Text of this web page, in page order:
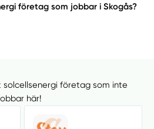
företag som jobbar i Skogås?
företag som inte
här!